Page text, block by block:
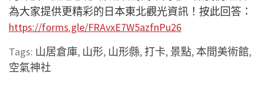
為大家提供更精彩的日本東北觀光資訊！按此回答：
https://forms.gle/FRAvxE7W5azfnPu26
Tags: 山居倉庫, 山形, 山形縣,打卡, 景點, 本間美術館,
空氣神社